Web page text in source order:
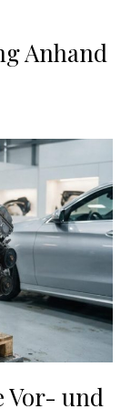
Anhand
Vor- und